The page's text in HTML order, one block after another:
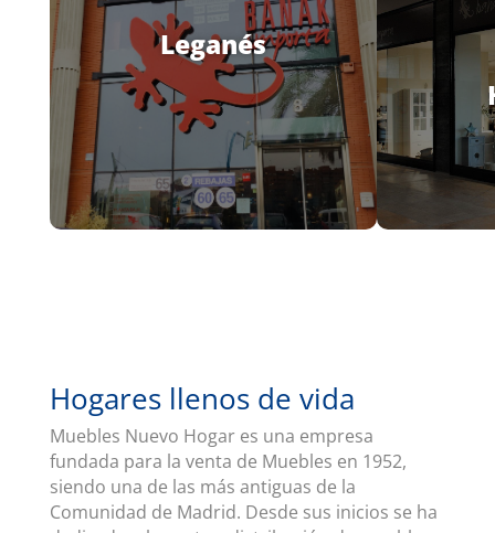
Leganés
Hogares llenos de vida
Muebles Nuevo Hogar es una empresa
fundada para la venta de Muebles en 1952,
siendo una de las más antiguas de la
Comunidad de Madrid. Desde sus inicios se ha